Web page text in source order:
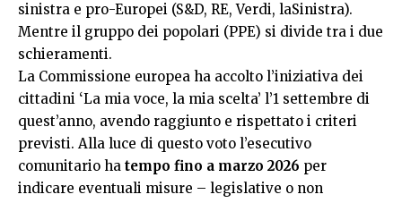
sinistra e pro-Europei (S&D, RE, Verdi, laSinistra).
Mentre il gruppo dei popolari (PPE) si divide tra i due
schieramenti.
La Commissione europea ha accolto l’iniziativa dei
cittadini ‘La mia voce, la mia scelta’ l’1 settembre di
quest’anno, avendo raggiunto e rispettato i criteri
previsti. Alla luce di questo voto l’esecutivo
comunitario ha tempo fino a marzo 2026 per
indicare eventuali misure – legislative o non